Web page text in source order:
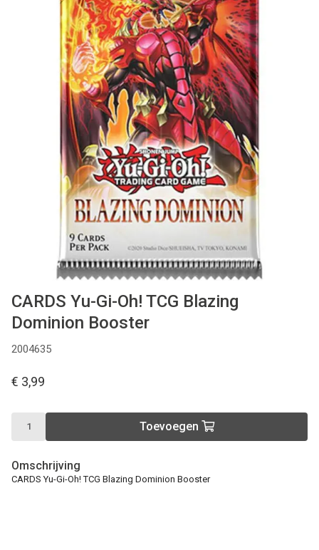
Nintendo
Accessoires
Board Games
Cadeaubon
CARDS Yu-Gi-Oh! TCG Blazing
Dominion Booster
2004635
€ 3,99
Toevoegen
Omschrijving
CARDS Yu-Gi-Oh! TCG Blazing Dominion Booster